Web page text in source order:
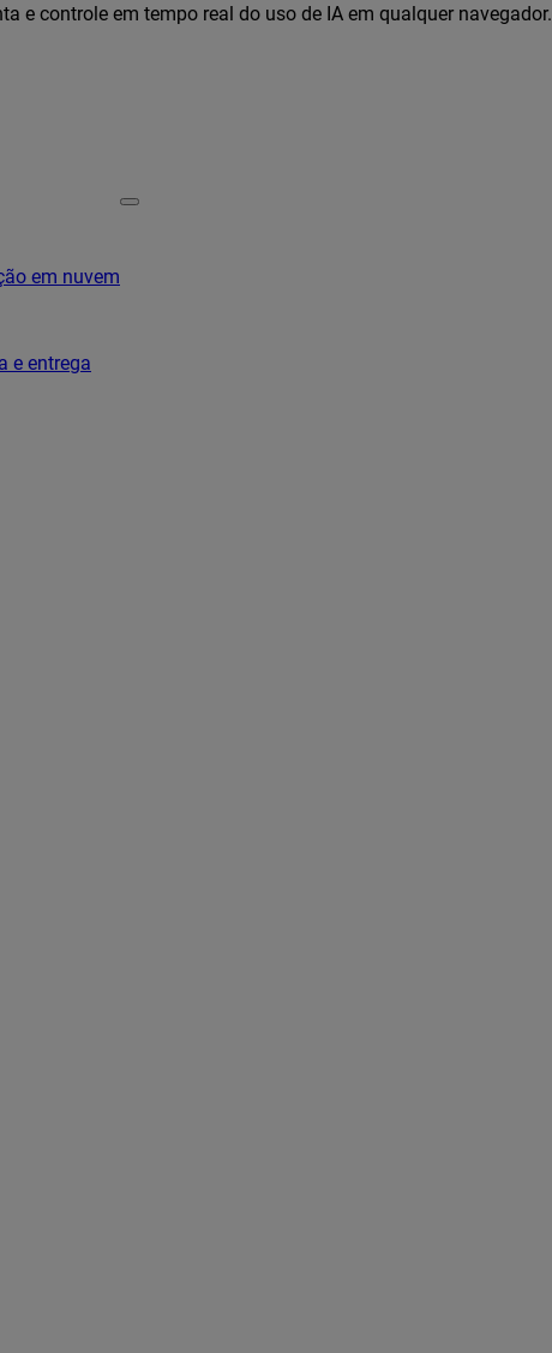
e controle em tempo real do uso de IA em qualquer navegador.
em nuvem
e entrega